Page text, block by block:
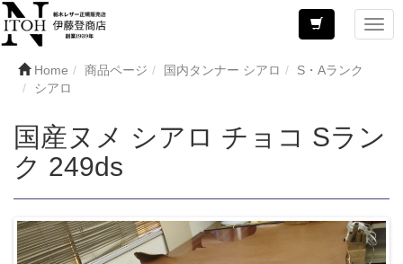
Home 商品ページ 国内タンナー シアロ
S・Aランク
シアロ
国産ヌメ シアロ チョコ Sラン
ク 249ds